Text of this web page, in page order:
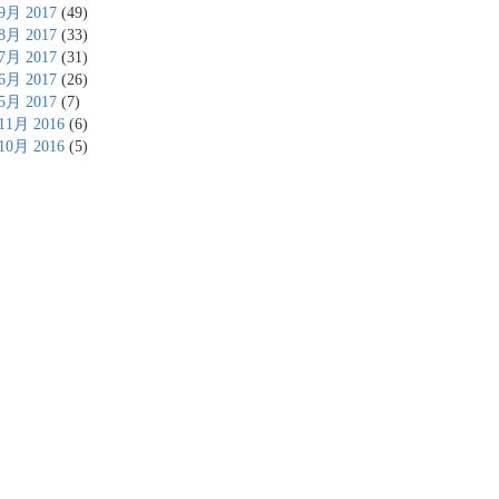
月 2017 (49)
月 2017 (33)
7月 2017 (31)
月 2017 (26)
月 2017 (7)
11月 2016 (6)
10月 2016 (5)